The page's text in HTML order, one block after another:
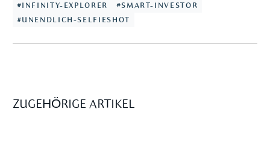
#INFINITY-EXPLORER
#SMART-INVESTOR
#UNENDLICH-SELFIESHOT
ZUGEHÖRIGE ARTIKEL